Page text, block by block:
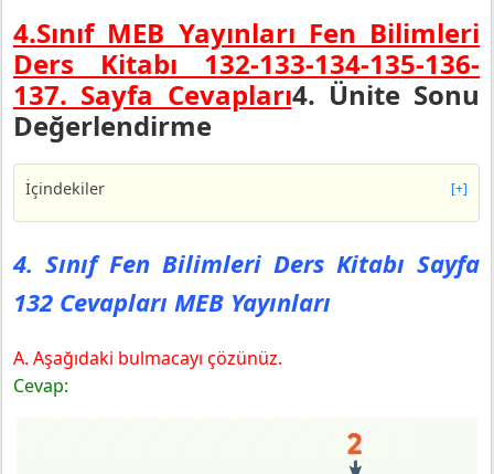
4.Sınıf MEB Yayınları Fen Bilimleri
Ders Kitabı 132-133-134-135-136-
137. Sayfa Cevapları4. Ünite Sonu
Değerlendirme
İçindekiler [+]
4. Sınıf Fen Bilimleri Ders Kitabı Sayfa 132 Cevapları
MEB Yayınları
4. Sınıf Fen Bilimleri Ders Kitabı Sayfa 133 Cevapları
MEB Yayınları
MEB Yayınları
4. Sınıf Fen Bilimleri Ders Kitabı Sayfa 135 Cevapları
4. Sınıf Fen Bilimleri Ders Kitabı Sayfa 136 Cevapları
4. Sınıf Fen Bilimleri Ders Kitabı Sayfa
132 Cevapları MEB Yayınları
A. Aşağıdaki bulmacayı çözünüz.
Cevap: